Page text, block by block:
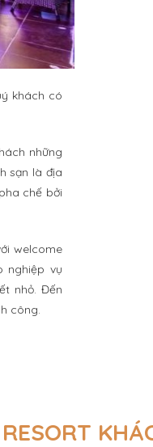
khách có
những
sạn là địa
chế bởi
welcome
nghiệp vụ
nhỏ. Đến
công.